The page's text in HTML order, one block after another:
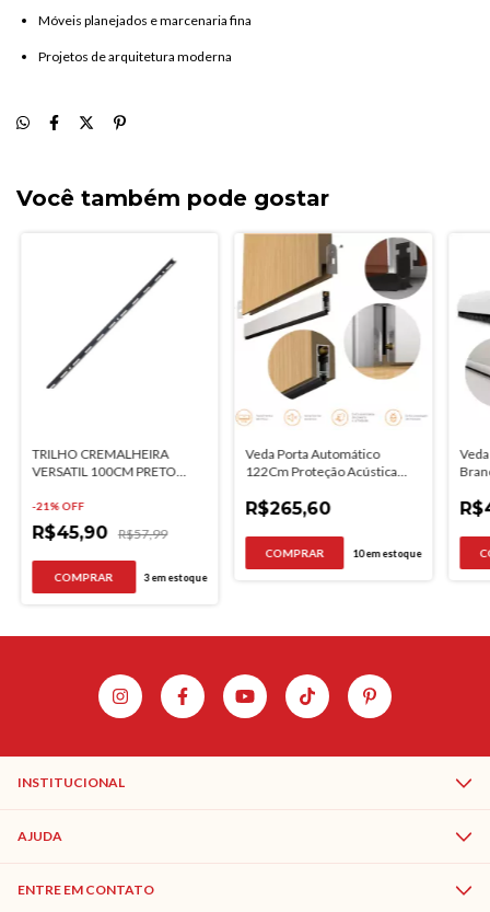
Móveis planejados emarcenaria fina
Projetos dearquitetura moderna
Você também pode gostar
TRILHO CREMALHEIRA
VERSATIL 100CM PRETO
-21% OFF
R$45,90 R$57,99
3em estoque
Veda Porta Automático
122Cm Proteção Acústica
R$265,60
10em estoque
INSTITUCIONAL
AJUDA
ENTRE EM CONTATO